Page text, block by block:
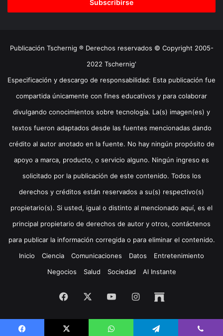
Publicación Tschernig ® Derechos reservados © Copyright 2005-
2022 Tschernig'
Especificación y descargo de responsabilidad: Esta publicación fue
compartida únicamente con fines educativos y para colaborar
divulgando conocimientos sobre tecnología. La(s) imagen(es) y
textos fueron adaptados desde las fuentes mencionadas dando
crédito al autor anotado en la fuente. No hay ningún propósito de
apoyo a marca, producto, o servicio alguno. Ningún ingreso es
solicitado por la publicación de este contenido. Todos los
derechos y créditos están reservados a su(s) respectivo(s)
propietario(s). Si usted, igual o distinto al mencionado aquí, es el
principal propietario de derechos de autor y otros, contáctenos
para publicar la información corregida o para eliminar el contenido.
Inicio
Ciencia Comunicaciones Datos
Entretenimiento
Negocios
Salud Sociedad Al Instante
Facebook YouTubeInstagramArchive